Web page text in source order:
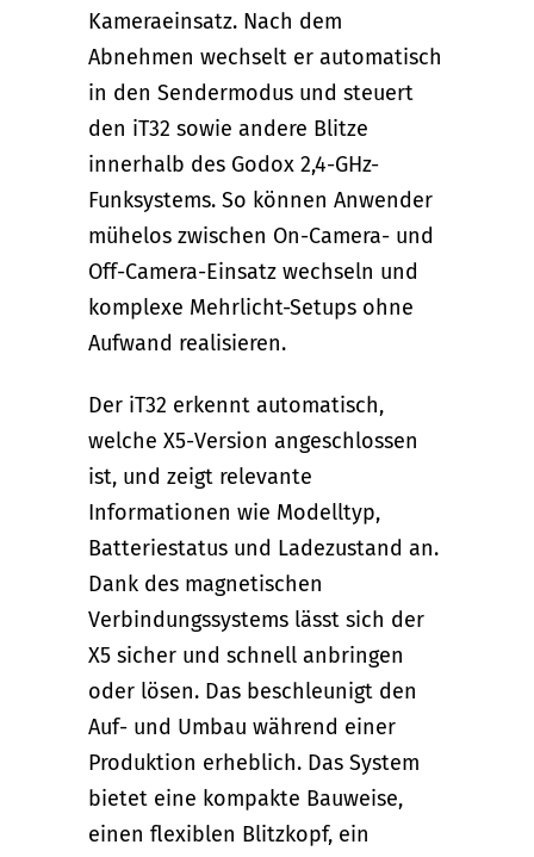
Kameraeinsatz. Nach dem
Abnehmen wechselt er automatisch
in den Sendermodus und steuert
den iT32 sowie andere Blitze
innerhalb des Godox 2,4-GHz-
Funksystems. So können Anwender
mühelos zwischen On-Camera- und
Off-Camera-Einsatz wechseln und
komplexe Mehrlicht-Setups ohne
Aufwand realisieren.
Der iT32 erkennt automatisch,
welche X5-Version angeschlossen
ist, und zeigt relevante
Informationen wie Modelltyp,
Batteriestatus und Ladezustand an.
Dank des magnetischen
Verbindungssystems lässt sich der
X5 sicher und schnell anbringen
oder lösen. Das beschleunigt den
Auf- und Umbau während einer
Produktion erheblich. Das System
bietet eine kompakte Bauweise,
einen flexiblen Blitzkopf, ein